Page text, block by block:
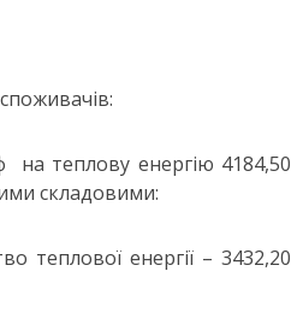
на теплову енергію 4184,50
складовими:
теплової енергії – 3432,20